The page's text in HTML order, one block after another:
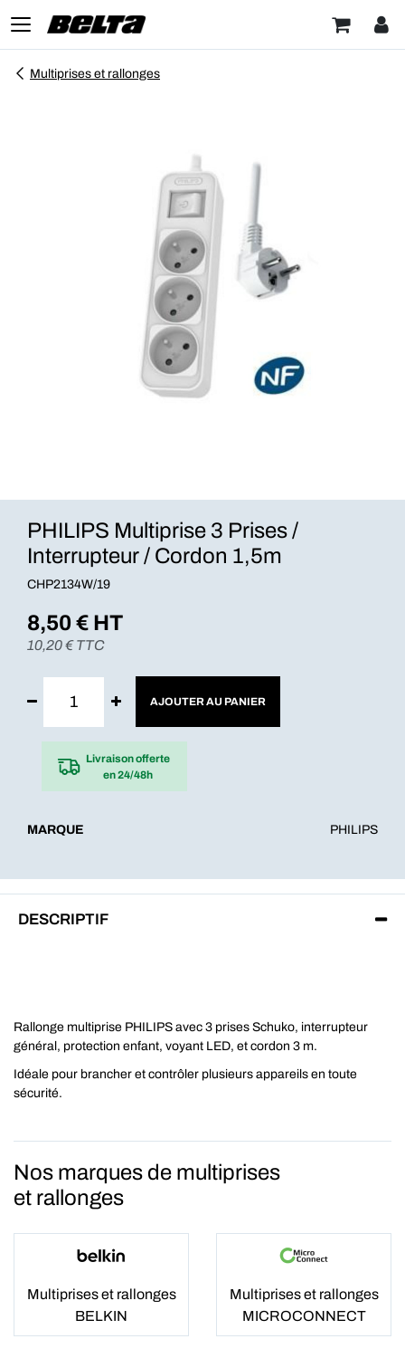
Multiprises et rallonges
PHILIPS Multiprise 3 Prises /
Interrupteur / Cordon 1,5m
CHP2134W/19
8,50€ HT
10,20€ TTC
AJOUTER AU PANIER
Livraison offerte
en 24/48h
MARQUE PHILIPS
DESCRIPTIF
Rallonge multiprise PHILIPS avec 3 prises Schuko, interrupteur
général, protection enfant, voyant LED, et cordon 3 m.
Idéale pour brancher et contrôler plusieurs appareils en toute
sécurité.
Nos marques de multiprises
et rallonges
Multiprises et rallonges
BELKIN
Multiprises et rallonges
MICROCONNECT